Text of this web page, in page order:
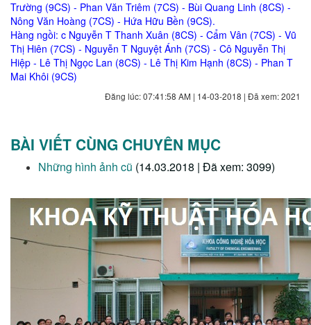
Trường (9CS) - Phan Văn Triêm (7CS) - Bùi Quang Linh (8CS) -
Nông Văn Hoàng (7CS) - Hứa Hữu Bền (9CS).
Hàng ngồi: c Nguyễn T Thanh Xuân (8CS) - Cẩm Vân (7CS) - Vũ
Thị Hiên (7CS) - Nguyễn T Nguyệt Ánh (7CS) - Cô Nguyễn Thị
Hiệp - Lê Thị Ngọc Lan (8CS) - Lê Thị Kim Hạnh (8CS) - Phan T
Mai Khôi (9CS)
Đăng lúc: 07:41:58 AM | 14-03-2018 | Đã xem: 2021
BÀI VIẾT CÙNG CHUYÊN MỤC
Những hình ảnh cũ (14.03.2018 | Đã xem: 3099)